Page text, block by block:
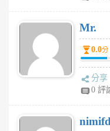
Mr.
0.0分
分享
0 評